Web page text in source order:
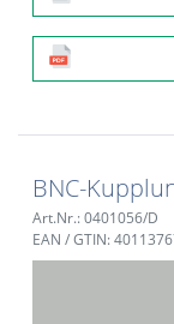
BNC-
Art.Nr.: 0401056/D
EAN / GTIN: